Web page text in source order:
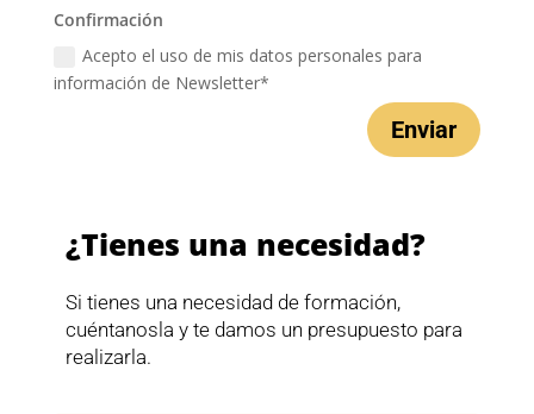
Confirmación
Acepto el uso de mis datos personales para
información de Newsletter*
Enviar
¿Tienes una necesidad?
Si tienes una necesidad de formación,
cuéntanosla y te damos un presupuesto para
realizarla.